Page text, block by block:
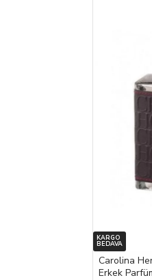
KARGO
BEDAVA
Carolina
Erkek